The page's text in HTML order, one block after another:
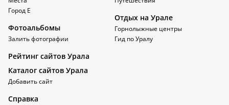
Город Е
Фотоальбомы
Залить фотографии
Отдых на Урале
Горнолыжные центры
Гид по Уралу
Рейтинг сайтов Урала
Каталог сайтов Урала
Добавить сайт
Справка